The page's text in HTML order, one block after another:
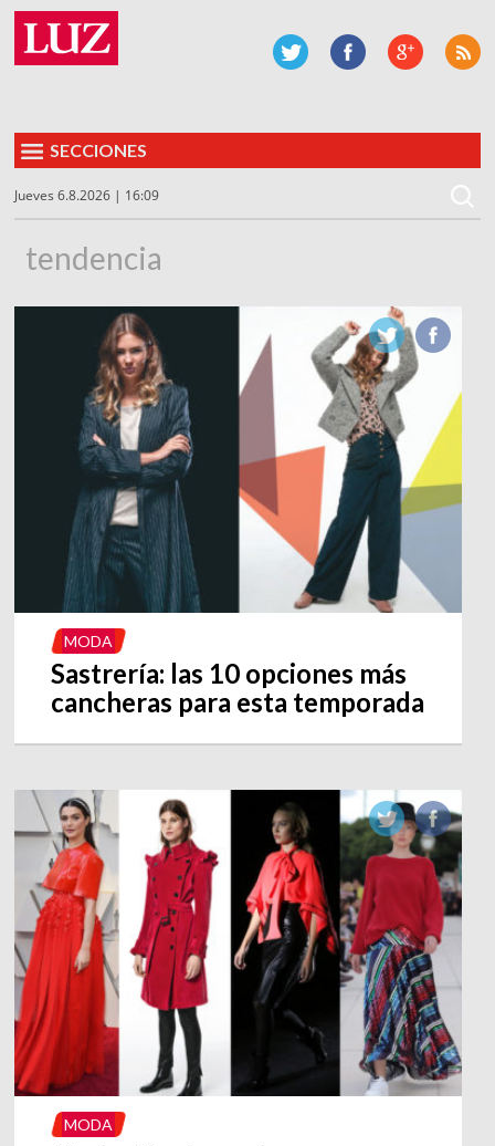
SECCIONES
Jueves 6.8.2026 | 16:09
tendencia
MODA
Sastrería: las 10 opciones más
cancheras para esta temporada
MODA